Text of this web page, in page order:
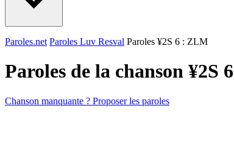
Paroles.net Paroles Luv Resval Paroles ¥2S 6 : ZLM
Paroles de la chanson ¥2S
Chanson manquante ? Proposer les paroles